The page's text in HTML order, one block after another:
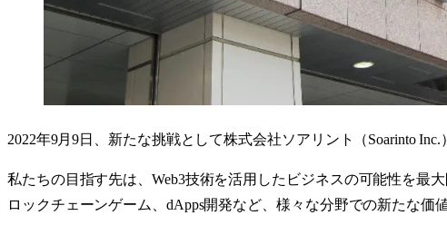
2022年9月9日、新たな挑戦として株式会社ソアリント（Soarinto
私たちの目指す先は、Web3技術を活用したビジネスの可能性を最
ロックチェーンゲーム、dApps開発など、様々な分野での新たな価